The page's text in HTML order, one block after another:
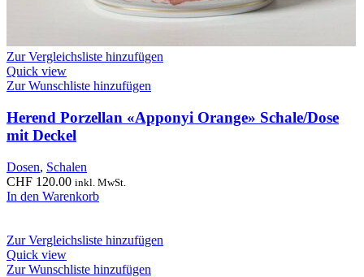
Zur Vergleichsliste hinzufügen
Quick view
Zur Wunschliste hinzufügen
Herend Porzellan «Apponyi Orange» Schale/Dose
mit Deckel
Dosen, Schalen
CHF 120.00 inkl. MwSt.
In den Warenkorb
Zur Vergleichsliste hinzufügen
Quick view
Zur Wunschliste hinzufügen